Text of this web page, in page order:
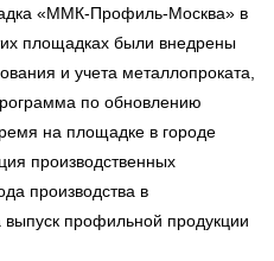
«ММК-Профиль-Москва» в
площадках были внедрены
и учета металлопроката,
по обновлению
на площадке в городе
производственных
производства в
выпуск профильной продукции